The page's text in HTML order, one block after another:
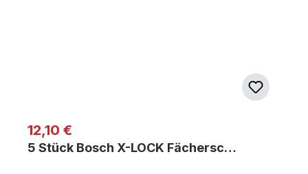
Regulärer Preis:
12,10 €
5 Stück Bosch X-LOCK Fächersc…